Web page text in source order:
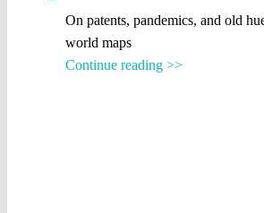
On patents, pandemics, and old
world maps
Continue reading >>